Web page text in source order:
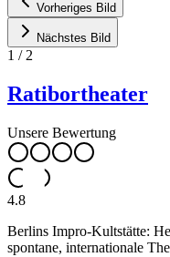
Vorheriges Bild
Nächstes Bild
1 / 2
Ratibortheater
Unsere Bewertung
4.8
Berlins Impro-Kultstätte:
spontane, internationale